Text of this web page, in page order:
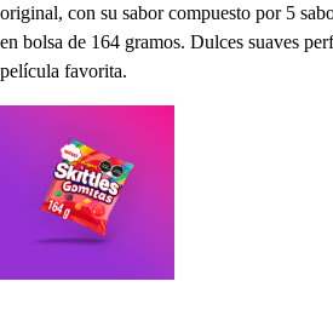
original, con su sabor compuesto por 5
en bolsa de 164 gramos. Dulces suaves
película favorita.